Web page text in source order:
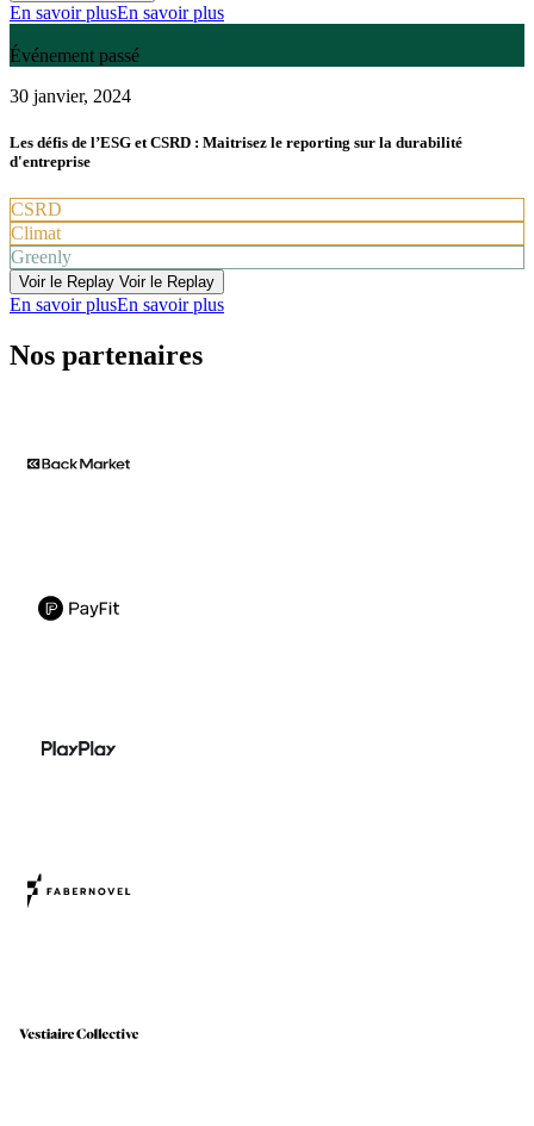
En savoir plusEn savoir plus
Événement passé
30 janvier, 2024
Les défis de l’ESG et CSRD : Maitrisez le reporting sur la durabilité
d'entreprise
CSRD
Climat
Greenly
Voir le Replay Voir le Replay
En savoir plusEn savoir plus
Nos partenaires